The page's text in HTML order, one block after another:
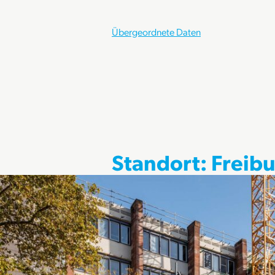
Übergeordnete Daten
Standort: